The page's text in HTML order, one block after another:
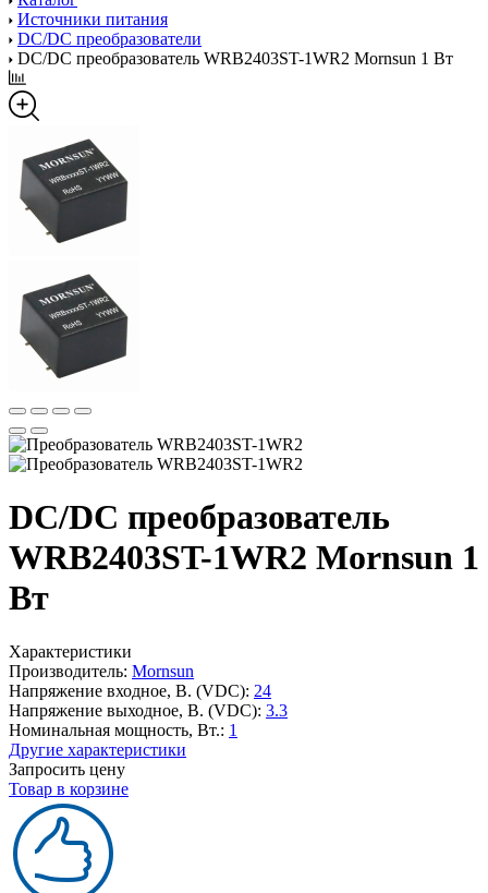
Источники питания
DC/DC преобразователи
DC/DC преобразователь WRB2403ST-1WR2 Mornsun 1 Вт
DC/DC преобразователь
WRB2403ST-1WR2 Mornsun 1
Вт
Характеристики
Производитель: Mornsun
Напряжение входное, В. (VDC): 24
Напряжение выходное, В. (VDC): 3.3
Номинальная мощность, Вт.: 1
Другие характеристики
Запросить цену
Товар в корзине